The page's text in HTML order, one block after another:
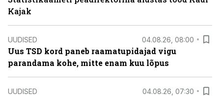
Kajak
UUDISED 04.08.26, 08:00
Uus TSD kord paneb raamatupidajad vigu
parandama kohe, mitte enam kuu lõpus
UUDISED 04.08.26, 07:30